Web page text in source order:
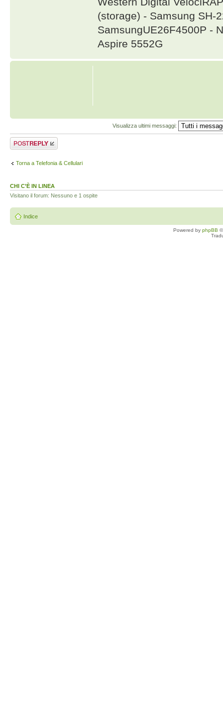
(storage) - Samsung SH-
SamsungUE26F4500P -
Aspire 5552G
Visualizza ultimi messaggi:
Rispondi al
messaggio
Torna a Telefonia & Cellulari
CHI C’È IN LINEA
Visitano il forum: Nessuno e 1 ospite
Indice
Powered by phpBB